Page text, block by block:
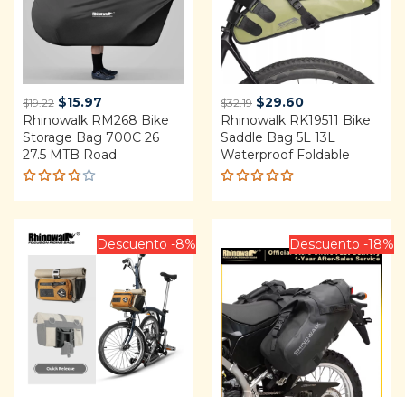
$19.22 Original
price
was:
$19.22.
$15.97
price
is:
$15.97.
Rhinowalk RM268 Bike
Storage Bag 700C 26
27.5 MTB Road
Rated
3.75
out of
5
$32.19 Original
price
was:
$32.19.
$29.60Current
price
is:
$29.60.
Rhinowalk RK19511 Bike
Saddle Bag 5L 13L
Waterproof Foldable
Rated
4.92out
Descuento -8% Descuento -18%